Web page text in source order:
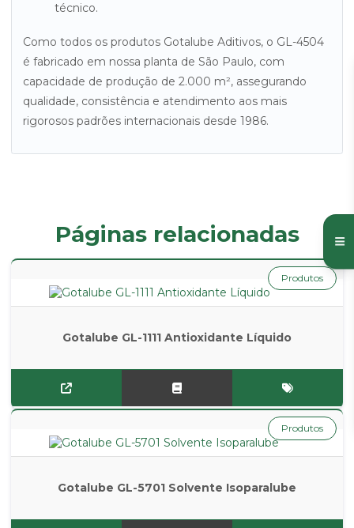
técnico.
Como todos os produtos Gotalube Aditivos, o GL-4504
é fabricado em nossa planta de São Paulo, com
capacidade de produção de 2.000 m², assegurando
qualidade, consistência e atendimento aos mais
rigorosos padrões internacionais desde 1986.
Páginas relacionadas
Gotalube GL-1111 Antioxidante Líquido
Produtos
Gotalube GL-5701 Solvente Isoparalube
Produtos